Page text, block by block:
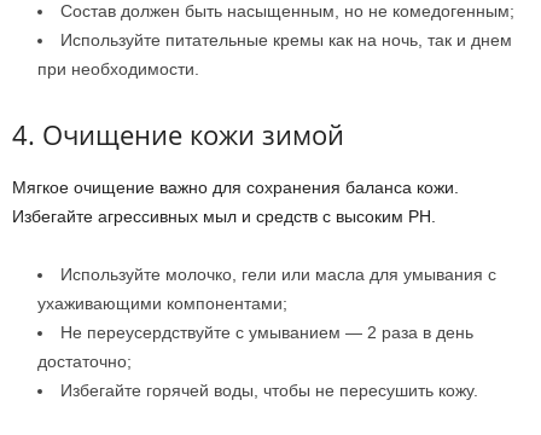
Состав должен быть насыщенным, но не комедогенным;
Используйте питательные кремы как на ночь, так и днем
при необходимости.
4. Очищение кожи зимой
Мягкое очищение важно для сохранения баланса кожи.
Избегайте агрессивных мыл и средств с высоким PH.
Используйте молочко, гели или масла для умывания с
ухаживающими компонентами;
Не переусердствуйте с умыванием — 2 раза в день
достаточно;
Избегайте горячей воды, чтобы не пересушить кожу.